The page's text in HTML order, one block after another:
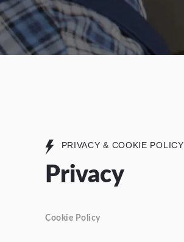
PRIVACY & COOKIE POLICY
Privacy
Cookie Policy